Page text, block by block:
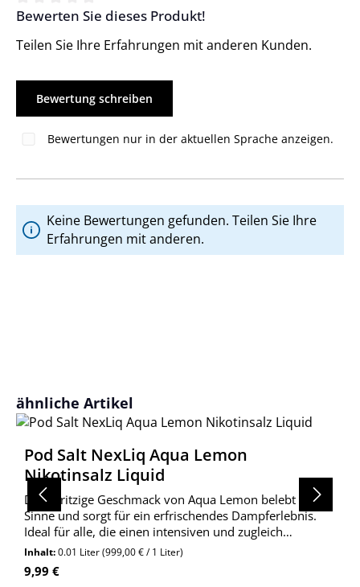
Durchschnittliche Bewertung von 0 von 5 Sternen
Bewerten Sie dieses Produkt!
Teilen Sie Ihre Erfahrungen mit anderen Kunden.
Bewertung schreiben
Bewertungen nur in der aktuellen Sprache anzeigen.
Keine Bewertungen gefunden. Teilen Sie Ihre
Erfahrungen mit anderen.
Produktgalerie überspringen
ähnliche Artikel
Pod Salt NexLiq Aqua Lemon
Nikotinsalz Liquid
Der spritzige Geschmack von Aqua Lemon belebt deine
Sinne und sorgt für ein erfrischendes Dampferlebnis.
Ideal für alle, die einen intensiven und zugleich
ausgewogenen Geschmack bevorzugen.
Inhalt:0.01 Liter(999,00 € / 1 Liter)
Regulärer Preis:
9,99 €